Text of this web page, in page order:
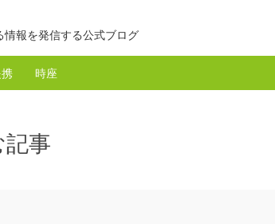
情報を発信する公式ブログ
時座
記事